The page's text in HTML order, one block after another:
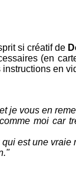
si créatif de
(en
en
et je vous en
moi car
est une vraie